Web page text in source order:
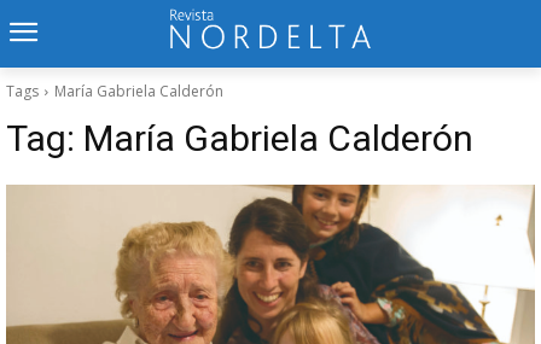
Tags María Gabriela Calderón
Tag: María Gabriela Calderón